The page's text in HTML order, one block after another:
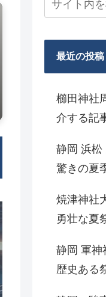
最近の投稿
櫛田神社
介する記
静岡 浜松
驚きの夏
焼津神社
勇壮な夏
静岡 軍神
歴史ある